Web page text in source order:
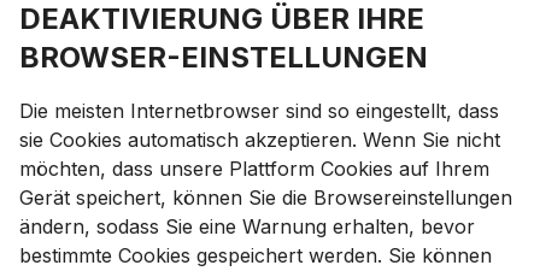
DEAKTIVIERUNG ÜBER IHRE
BROWSER-EINSTELLUNGEN
Die meisten Internetbrowser sind so eingestellt, dass
sie Cookies automatisch akzeptieren. Wenn Sie nicht
möchten, dass unsere Plattform Cookies auf Ihrem
Gerät speichert, können Sie die Browsereinstellungen
ändern, sodass Sie eine Warnung erhalten, bevor
bestimmte Cookies gespeichert werden. Sie können